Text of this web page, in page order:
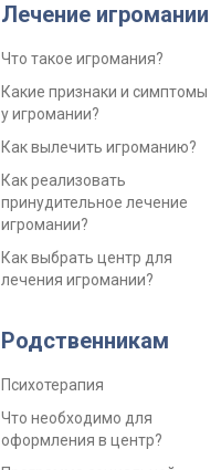
Лечение игромании
Что такое игромания?
Какие признаки и симптомы
у игромании?
Как вылечить игроманию?
Как реализовать
принудительное лечение
игромании?
Как выбрать центр для
лечения игромании?
Родственникам
Психотерапия
Что необходимо для
оформления в центр?